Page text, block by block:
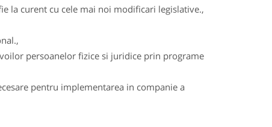
la curent cu cele mai noi modificari legislative.,
persoanelor fizice si juridice prin programe
pentru implementarea in companie a